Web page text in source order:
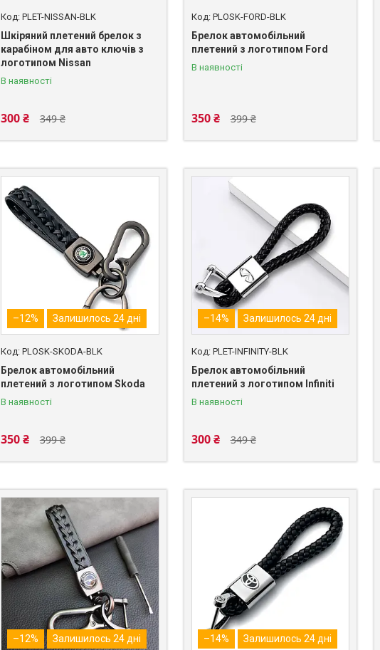
PLET-NISSAN-BLK
Шкіряний плетений брелок з
карабіном для авто ключів з
логотипом Nissan
В наявності
349 ₴
300 ₴
PLOSK-FORD-BLK
Брелок автомобільний
плетений з логотипом Ford
В наявності
399 ₴
350 ₴
–12% Залишилось 24 дні
PLOSK-SKODA-BLK
Брелок автомобільний
плетений з логотипом Skoda
В наявності
399 ₴
350 ₴
–14% Залишилось 24 дні
PLET-INFINITY-BLK
Брелок автомобільний
плетений з логотипом Infiniti
В наявності
349 ₴
300 ₴
–12% Залишилось 24 дні –14% Залишилось 24 дні